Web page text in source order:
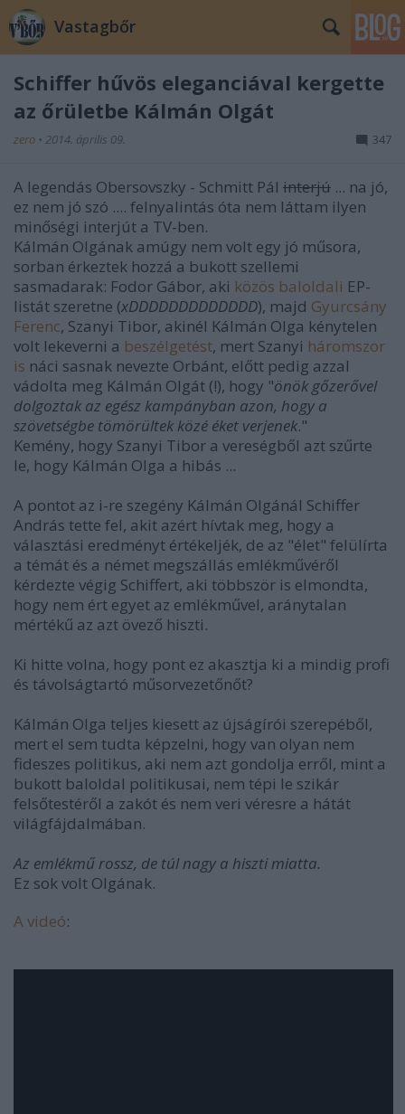
Vastagbőr
Schiffer hűvös eleganciával kergette
az őrületbe Kálmán Olgát
zero • 2014. április 09. 347
A legendás Obersovszky - Schmitt Pál interjú ... na jó,
ez nem jó szó .... felnyalintás óta nem láttam ilyen
minőségi interjút a TV-ben.
Kálmán Olgának amúgy nem volt egy jó műsora,
sorban érkeztek hozzá a bukott szellemi
sasmadarak: Fodor Gábor, aki közös baloldali EP-
listát szeretne (xDDDDDDDDDDDDD), majd Gyurcsány
Ferenc, Szanyi Tibor, akinél Kálmán Olga kénytelen
volt lekeverni a beszélgetést, mert Szanyi háromszor
is náci sasnak nevezte Orbánt, előtt pedig azzal
vádolta meg Kálmán Olgát (!), hogy "önök gőzerővel
dolgoztak az egész kampányban azon, hogy a
szövetségbe tömörültek közé éket verjenek."
Kemény, hogy Szanyi Tibor a vereségből azt szűrte
le, hogy Kálmán Olga a hibás ...
A pontot az i-re szegény Kálmán Olgánál Schiffer
András tette fel, akit azért hívtak meg, hogy a
választási eredményt értékeljék, de az "élet" felülírta
a témát és a német megszállás emlékművéről
kérdezte végig Schiffert, aki többször is elmondta,
hogy nem ért egyet az emlékművel, aránytalan
mértékű az azt övező hiszti.
Ki hitte volna, hogy pont ez akasztja ki a mindig profi
és távolságtartó műsorvezetőnőt?
Kálmán Olga teljes kiesett az újságírói szerepéből,
mert el sem tudta képzelni, hogy van olyan nem
fideszes politikus, aki nem azt gondolja erről, mint a
bukott baloldal politikusai, nem tépi le szikár
felsőtestéről a zakót és nem veri véresre a hátát
világfájdalmában.
Az emlékmű rossz, de túl nagy a hiszti miatta.
Ez sok volt Olgának.
A videó: